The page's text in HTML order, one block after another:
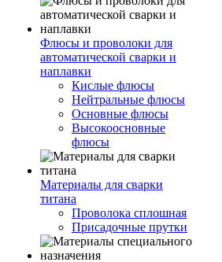
Флюсы и проволоки для
автоматической сварки и
наплавки
Кислые флюсы
Нейтральные флюсы
Основные флюсы
Высокоосновные
флюсы
Материалы для сварки
титана
Проволока сплошная
Присадочные прутки